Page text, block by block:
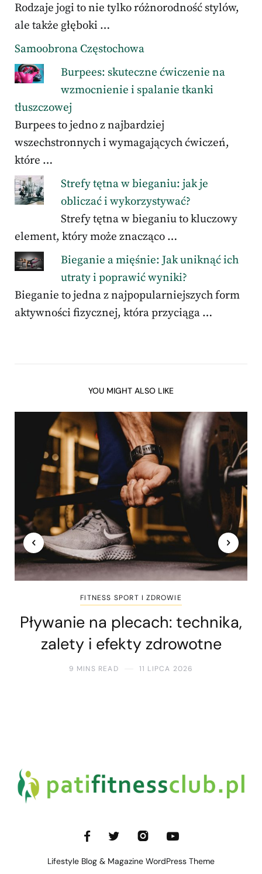
Rodzaje jogi to nie tylko różnorodność stylów,
ale także głęboki …
Samoobrona Częstochowa
Burpees: skuteczne ćwiczenie na
wzmocnienie i spalanie tkanki
tłuszczowej
Burpees to jedno z najbardziej
wszechstronnych i wymagających ćwiczeń,
które …
Strefy tętna w bieganiu: jak je
obliczać i wykorzystywać?
Strefy tętna w bieganiu to kluczowy
element, który może znacząco …
Bieganie a mięśnie: Jak uniknąć ich
utraty i poprawić wyniki?
Bieganie to jedna z najpopularniejszych form
aktywności fizycznej, która przyciąga …
YOU MIGHT ALSO LIKE
FITNESS SPORT I ZDROWIE
Pływanie na plecach: technika,
zalety i efekty zdrowotne
9 MINS READ 11 LIPCA 2026
Lifestyle Blog & Magazine WordPress Theme